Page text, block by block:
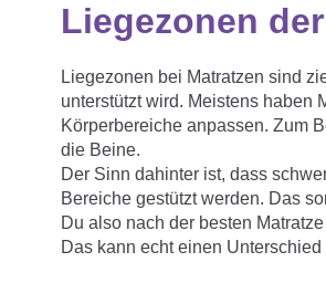
Liegezonen
Liegezonen bei Matratzen sind
unterstützt wird. Meistens haben
Körperbereiche anpassen. Zum
die Beine.
Der Sinn dahinter ist, dass
Bereiche gestützt werden. Das
Du also nach der besten
Das kann echt einen